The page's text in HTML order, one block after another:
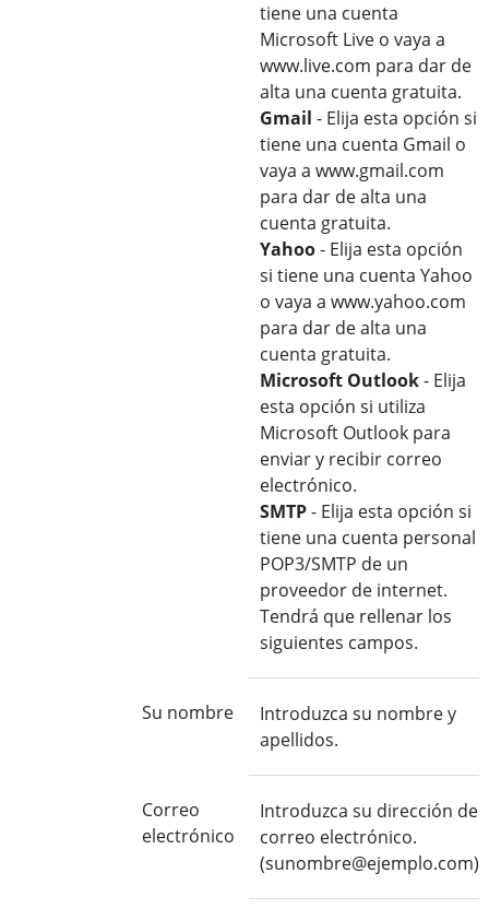
tiene una cuenta
Microsoft Live o vaya a
www.live.com para dar de
alta una cuenta gratuita.
Gmail - Elija esta opción si
tiene una cuenta Gmail o
vaya a www.gmail.com
para dar de alta una
cuenta gratuita.
Yahoo- Elija esta opción
si tiene una cuenta Yahoo
o vaya a www.yahoo.com
para dar de alta una
cuenta gratuita.
Microsoft Outlook- Elija
esta opción si utiliza
Microsoft Outlook para
enviar y recibir correo
electrónico.
SMTP- Elija esta opción si
tiene una cuenta personal
POP3/SMTP de un
proveedor de internet.
Tendrá que rellenar los
siguientes campos.
Su nombre
Introduzca su nombre y
apellidos.
Correo
electrónico
Introduzca su dirección de
correo electrónico.
(sunombre@ejemplo.com)